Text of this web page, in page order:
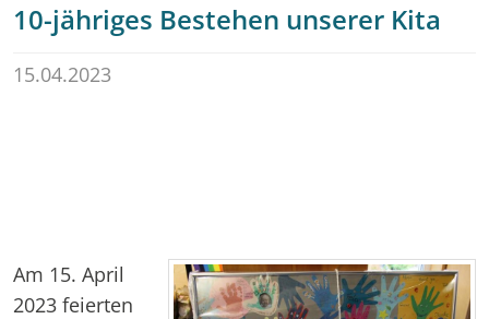
10-jähriges Bestehen unserer Kita
15.04.2023
Am 15. April
2023 feierten